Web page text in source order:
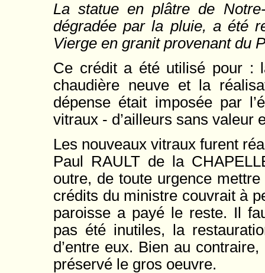
La statue en plâtre de
dégradée par la pluie, a été
Vierge en granit provenant du
Ce crédit a été utilisé pour :
chaudière neuve et la
dépense était imposée par
vitraux - d’ailleurs sans valeur
Les nouveaux vitraux furent
Paul RAULT de la
outre, de toute urgence
crédits du ministre couvrait à
paroisse a payé le reste. Il
pas été inutiles, la
d’entre eux. Bien au
préservé le gros oeuvre.